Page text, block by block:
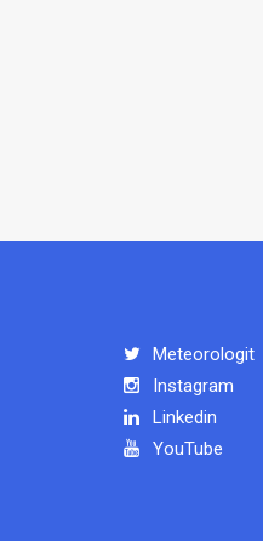
Meteorologit
Instagram
Linkedin
YouTube